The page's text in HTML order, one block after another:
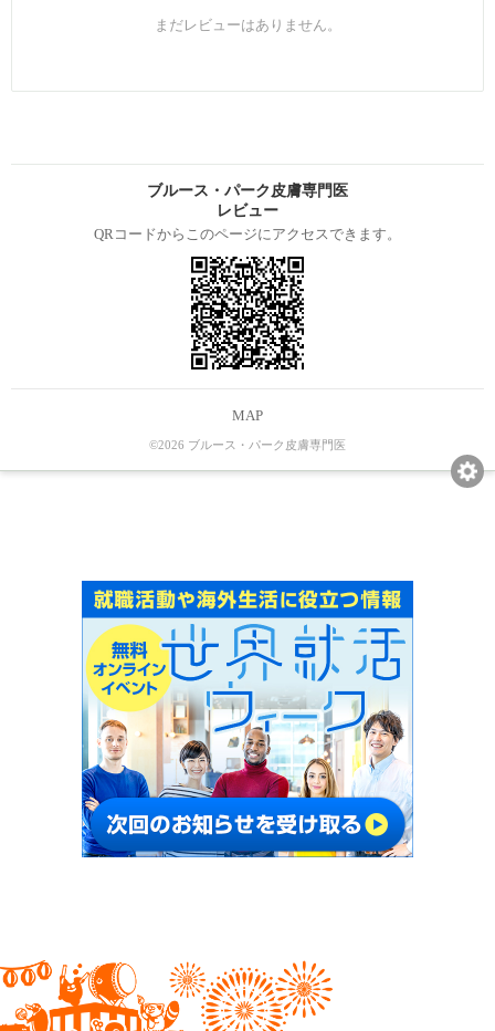
まだレビューはありません。
ブルース・パーク皮膚専門医
レビュー
QRコードからこのページにアクセスできます。
MAP
©2026 ブルース・パーク皮膚専門医